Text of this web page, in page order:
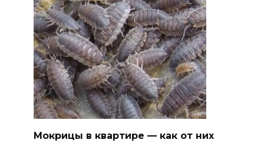
Мокрицы в квартире — как от них